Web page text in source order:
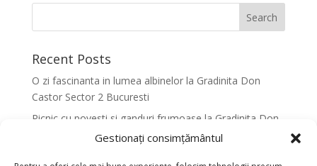
Gestionați consimțământul
Recent Posts
O zi fascinanta in lumea albinelor la Gradinita Don
Castor Sector 2 Bucuresti
Picnic cu povesti si ganduri frumoase la Gradinita Don
Castor Sector 2 Bucuresti